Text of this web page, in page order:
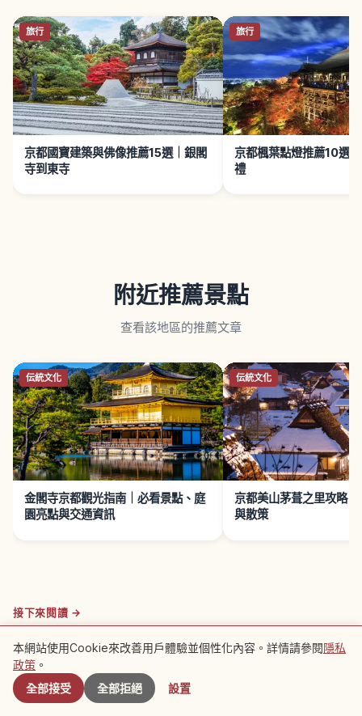
旅行
京都國寶建築與佛像推薦15選｜銀閣
寺到東寺
旅行
京都楓葉點燈推薦10選
禮
附近推薦景點
查看該地區的推薦文章
伝統文化
金閣寺京都觀光指南｜必看景點、庭
園亮點與交通資訊
伝統文化
京都美山茅葺之里攻略
與散策
接下來閱讀 →
旅行
苔庭與粟田御所歷史解說
青蓮院位於京都東山粟田口，天台宗五箇室門跡之
附近景點
了解旅行
本網站使用Cookie來改善用戶體驗並個性化內容。詳情請參閱隱私
政策 。
全部接受
全部拒絕 設置